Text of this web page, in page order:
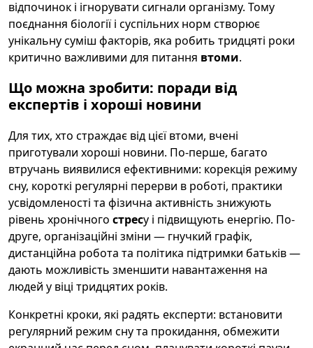
відпочинок і ігнорувати сигнали організму. Тому
поєднання біології і суспільних норм створює
унікальну суміш факторів, яка робить тридцяті роки
критично важливими для питання втоми.
Що можна зробити: поради від
експертів і хороші новини
Для тих, хто страждає від цієї втоми, вчені
приготували хороші новини. По-перше, багато
втручань виявилися ефективними: корекція режиму
сну, короткі регулярні перерви в роботі, практики
усвідомленості та фізична активність знижують
рівень хронічного стресу і підвищують енергію. По-
друге, організаційні зміни — гнучкий графік,
дистанційна робота та політика підтримки батьків —
дають можливість зменшити навантаження на
людей у віці тридцятих років.
Конкретні кроки, які радять експерти: встановити
регулярний режим сну та прокидання, обмежити